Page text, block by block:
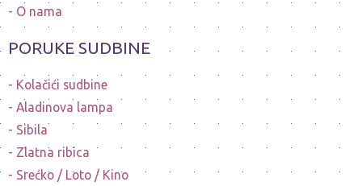
O nama
PORUKE SUDBINE
Kolačići sudbine
Aladinova lampa
Sibila
Zlatna ribica
Srećko / Loto / Kino